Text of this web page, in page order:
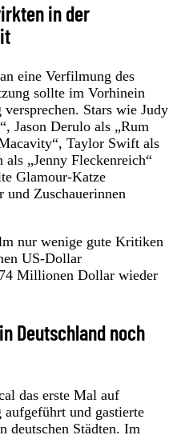
in der
eine Verfilmung des
sollte im Vorhinein
Stars wie Judy
Jason Derulo als „Rum
Taylor Swift als
„Jenny Fleckenreich“
Glamour-Katze
und Zuschauerinnen
nur wenige gute Kritiken
US-Dollar
Millionen Dollar wieder
Deutschland noch
das erste Mal auf
und gastierte
deutschen Städten. Im